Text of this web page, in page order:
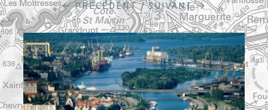
← PRÉCÉDENT/SUIVANT →